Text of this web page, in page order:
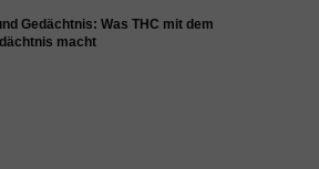
Gedächtnis: Was THC mit dem
macht